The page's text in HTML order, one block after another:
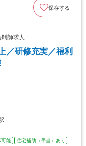
保存する
師求人
／研修充実／福利
可能
住宅補助（手当）あり